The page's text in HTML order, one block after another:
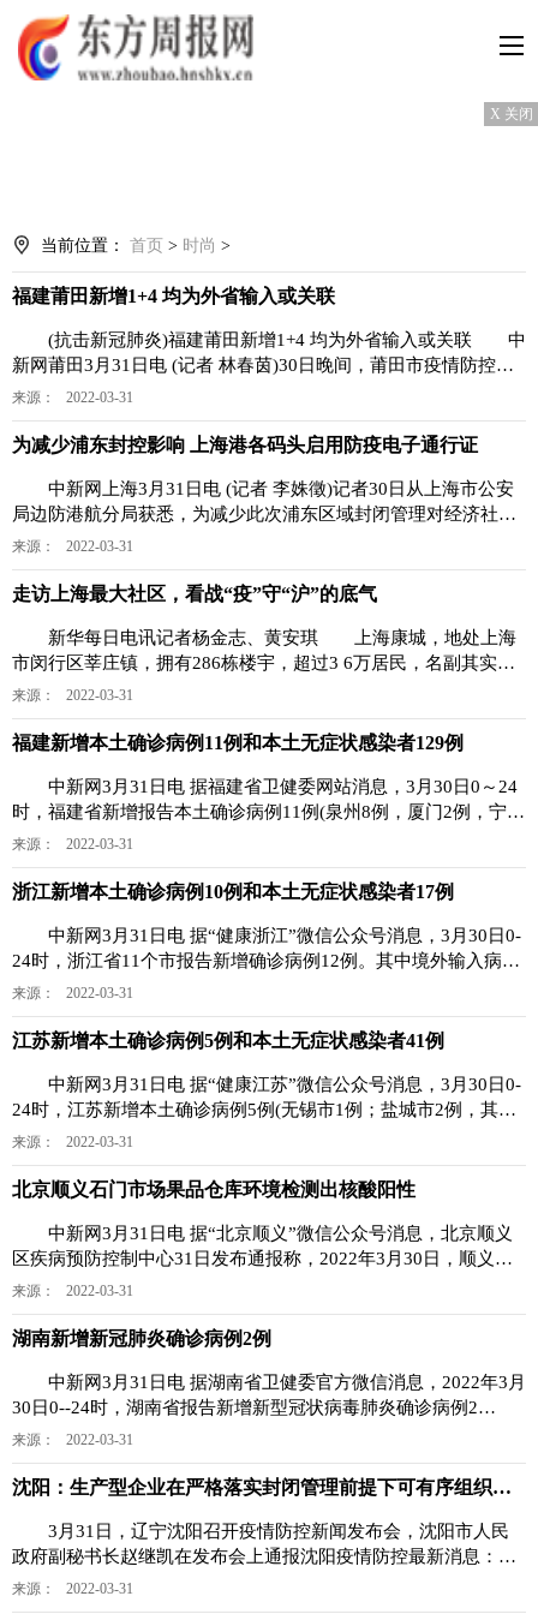
X 关闭
当前位置： 首页 > 时尚 >
福建莆田新增1+4 均为外省输入或关联
(抗击新冠肺炎)福建莆田新增1+4 均为外省输入或关联 中
新网莆田3月31日电 (记者 林春茵)30日晚间，莆田市疫情防控工
作第十一场新
来源： 2022-03-31
为减少浦东封控影响 上海港各码头启用防疫电子通行证
中新网上海3月31日电 (记者 李姝徵)记者30日从上海市公安
局边防港航分局获悉，为减少此次浦东区域封闭管理对经济社会
发展影响，边防
来源： 2022-03-31
走访上海最大社区，看战“疫”守“沪”的底气
新华每日电讯记者杨金志、黄安琪 上海康城，地处上海
市闵行区莘庄镇，拥有286栋楼宇，超过3 6万居民，名副其实的
上海最大社区。它的
来源： 2022-03-31
福建新增本土确诊病例11例和本土无症状感染者129例
中新网3月31日电 据福建省卫健委网站消息，3月30日0～24
时，福建省新增报告本土确诊病例11例(泉州8例，厦门2例，宁德
1例；其中无症状
来源： 2022-03-31
浙江新增本土确诊病例10例和本土无症状感染者17例
中新网3月31日电 据“健康浙江”微信公众号消息，3月30日0-
24时，浙江省11个市报告新增确诊病例12例。其中境外输入病例
2例(均为之前境
来源： 2022-03-31
江苏新增本土确诊病例5例和本土无症状感染者41例
中新网3月31日电 据“健康江苏”微信公众号消息，3月30日0-
24时，江苏新增本土确诊病例5例(无锡市1例；盐城市2例，其中1
例由无症状感
来源： 2022-03-31
北京顺义石门市场果品仓库环境检测出核酸阳性
中新网3月31日电 据“北京顺义”微信公众号消息，北京顺义
区疾病预防控制中心31日发布通报称，2022年3月30日，顺义区
接外区横传信息，
来源： 2022-03-31
湖南新增新冠肺炎确诊病例2例
中新网3月31日电 据湖南省卫健委官方微信消息，2022年3月
30日0--24时，湖南省报告新增新型冠状病毒肺炎确诊病例2
例。 2022年3月30
来源： 2022-03-31
沈阳：生产型企业在严格落实封闭管理前提下可有序组织生产
3月31日，辽宁沈阳召开疫情防控新闻发布会，沈阳市人民
政府副秘书长赵继凯在发布会上通报沈阳疫情防控最新消息：对
连续7天以上未发生社
来源： 2022-03-31